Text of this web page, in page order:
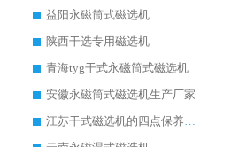
益阳永磁筒式磁选机
陕西干选专用磁选机
青海tyg干式永磁筒式磁选机
安徽永磁筒式磁选机生产厂家
江苏干式磁选机的四点保养秘籍